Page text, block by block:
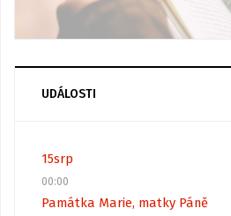
UDÁLOSTI
15srp
00:00
Památka Marie, matky Páně